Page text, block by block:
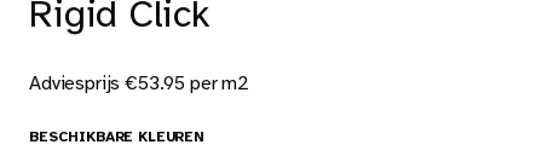
Nieuws
Rigid Click
Adviesprijs €53.95 per m2
BESCHIKBARE KLEUREN